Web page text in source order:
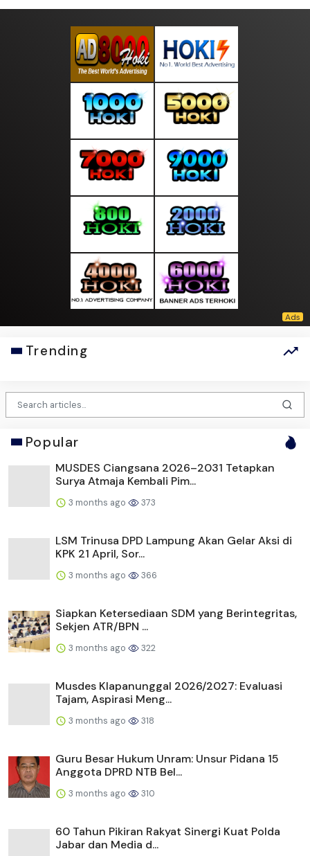
Trending
Popular
MUSDES Ciangsana 2026–2031 Tetapkan
Surya Atmaja Kembali Pim...
3 months ago 373
LSM Trinusa DPD Lampung Akan Gelar Aksi di
KPK 21 April, Sor...
3 months ago 366
Siapkan Ketersediaan SDM yang Berintegritas,
Sekjen ATR/BPN ...
3 months ago 322
Musdes Klapanunggal 2026/2027: Evaluasi
Tajam, Aspirasi Meng...
3 months ago 318
Guru Besar Hukum Unram: Unsur Pidana 15
Anggota DPRD NTB Bel...
3 months ago 310
60 Tahun Pikiran Rakyat Sinergi Kuat Polda
Jabar dan Media d...